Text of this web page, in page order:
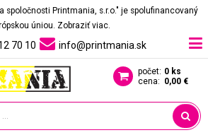
spoločnosti Printmania, s.r.o." je spolufinancovaný
úniou. Zobraziť viac.
70 10 info@printmania.sk
počet: 0 ks
cena: 0,00 €